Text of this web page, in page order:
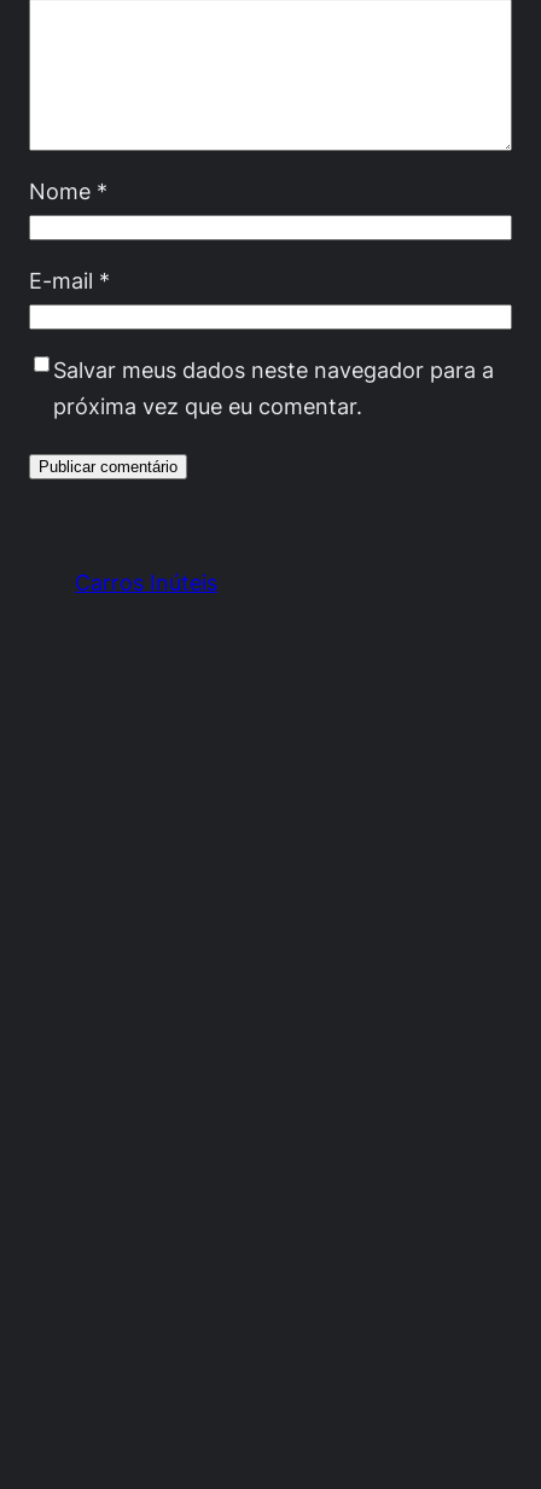
Nome *
E-mail *
Salvar meus dados neste navegador para a
próxima vez que eu comentar.
Carros Inúteis